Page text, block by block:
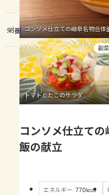
レシピ
トーク
よくあるお問い合
お買い物
AJINOMOTO PARK とは
栄養 コンソメ仕立ての岐阜名物合体
トマトとたこのサラダ
副菜
コンソメ仕立て
飯の献立
エネルギー 770kcal